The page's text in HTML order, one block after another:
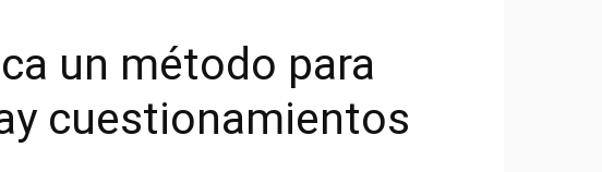
un método para
cuestionamientos